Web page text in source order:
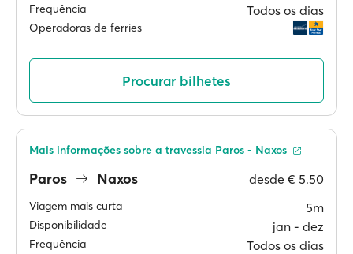
Frequência Todos os dias
Operadoras de ferries
Procurar bilhetes
Paros Naxos desde € 5.50
Viagem mais curta 5m
Disponibilidade jan ‐ dez
Frequência Todos os dias
Mais informações sobre a travessia Paros - Naxos